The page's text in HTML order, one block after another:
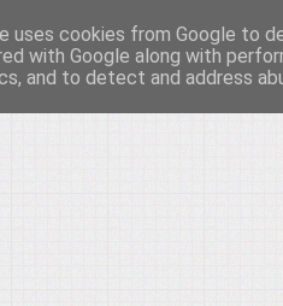
των
πάντα εδώ για να μιλάμε
uses cookies from Google to
with Google along with
and to detect and address